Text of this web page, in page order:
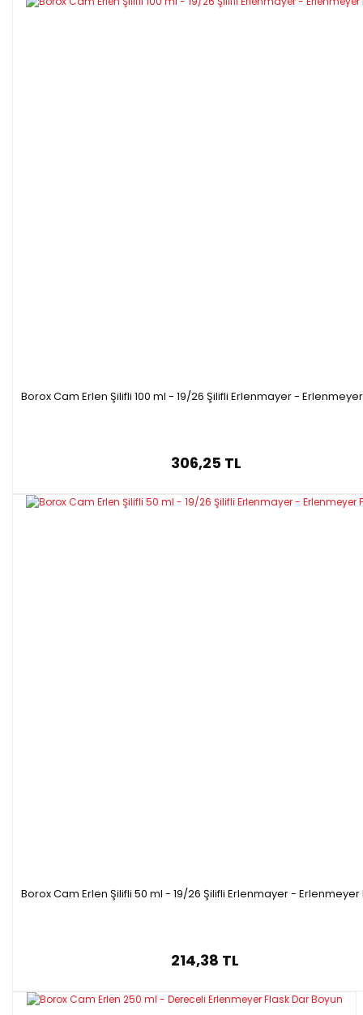
Borox Cam Erlen Şilifli 100 ml - 19/26 Şilifli Erlenmayer -
306,25 TL
Borox Cam Erlen Şilifli 50 ml - 19/26 Şilifli Erlenmayer - Erlenmeyer
214,38 TL